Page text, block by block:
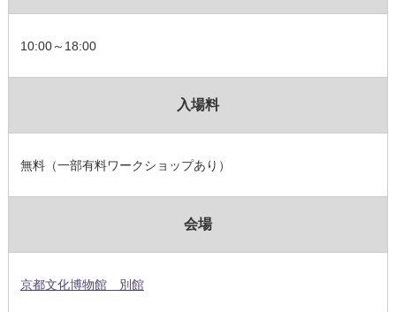
10:00～18:00
入場料
無料（一部有料ワークショップあり）
会場
京都文化博物館 別館